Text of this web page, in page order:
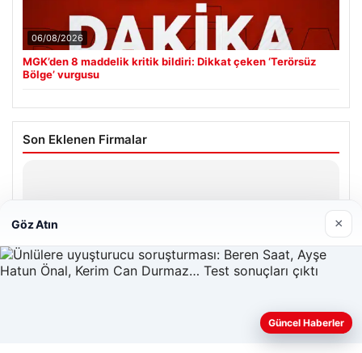
06/08/2026
MGK’den 8 maddelik kritik bildiri: Dikkat çeken ‘Terörsüz
Bölge’ vurgusu
Son Eklenen Firmalar
Web sitemizi nasıl kullandığınızı daha iyi anlayabilmek,
Göz Atın ×
Güncel Haberler